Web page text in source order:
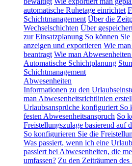
automatische Ruhetage einrichtet
Schichtmanagement Über die
Wechselschichten Über
zur Einsatzplanung So können
anzeigen und exportieren Wie
beantragt Wie man
Automatische Schichtplanung
Schichtmanagement
Abwesenheiten
Informationen zu den
man Abwesenheitsrichtlinien
Urlaubsansprüche konfiguriert So
festen Abwesenheitsanspruch So
Freistellungszulage basierend auf
So konfigurieren Sie die
Was passiert, wenn ich eine
passiert bei Abwesenheiten, die
umfassen? Zu den Zeiträumen des